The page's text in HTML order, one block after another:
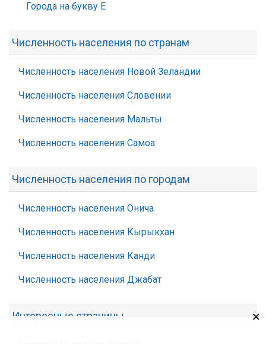
Города на букву Е
Численность населения по странам
Численность населения Новой Зеландии
Численность населения Словении
Численность населения Мальты
Численность населения Самоа
Численность населения по городам
Численность населения Онича
Численность населения Кырыкхан
Численность населения Канди
Численность населения Джабат
Интересные страницы ×